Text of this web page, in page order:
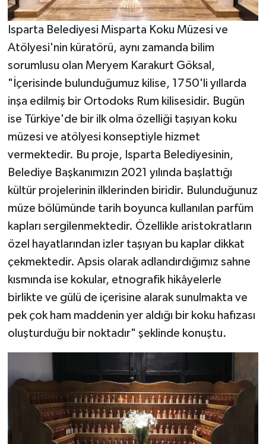
Isparta Belediyesi Misparta Koku Müzesi ve
Atölyesi'nin küratörü, aynı zamanda bilim
sorumlusu olan Meryem Karakurt Göksal,
"İçerisinde bulunduğumuz kilise, 1750'li yıllarda
inşa edilmiş bir Ortodoks Rum kilisesidir. Bugün
ise Türkiye'de bir ilk olma özelliği taşıyan koku
müzesi ve atölyesi konseptiyle hizmet
vermektedir. Bu proje, Isparta Belediyesinin,
Belediye Başkanımızın 2021 yılında başlattığı
kültür projelerinin ilklerinden biridir. Bulunduğunuz
müze bölümünde tarih boyunca kullanılan parfüm
kapları sergilenmektedir. Özellikle aristokratların
özel hayatlarından izler taşıyan bu kaplar dikkat
çekmektedir. Apsis olarak adlandırdığımız sahne
kısmında ise kokular, etnografik hikâyelerle
birlikte ve gülü de içerisine alarak sunulmakta ve
pek çok ham maddenin yer aldığı bir koku hafızası
oluşturduğu bir noktadır" şeklinde konuştu.